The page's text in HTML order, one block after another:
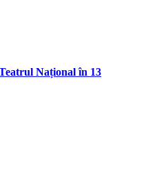
Național în 13